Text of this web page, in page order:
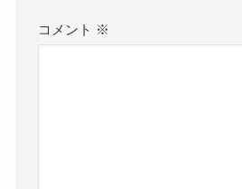
コメント ※